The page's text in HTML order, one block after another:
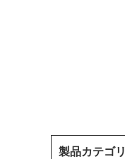
製品カテゴリ